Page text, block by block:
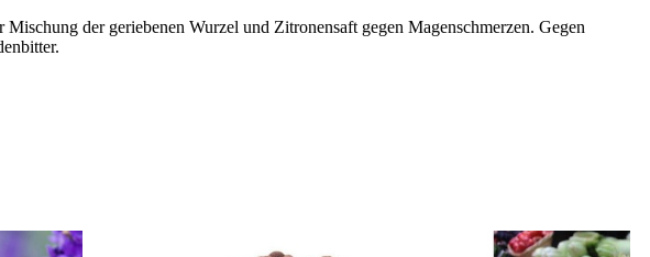
der geriebenen Wurzel und Zitronensaft gegen Magenschmerzen. Gegen